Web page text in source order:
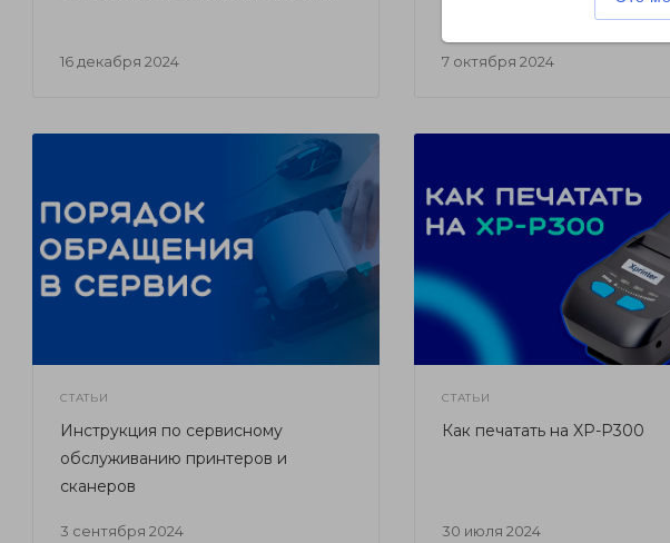
16 декабря 2024 7 октября 2024
домашние задачи с XPrinter
СТАТЬИ
3 сентября 2024
Инструкция по сервисному
обслуживанию принтеров и
сканеров
СТАТЬИ
30 июля 2024
Как печатать на XP-P300